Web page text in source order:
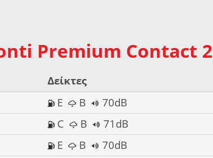
Premium Contact 2
Δείκτες
E B
70dB
C B
71dB
E B
70dB